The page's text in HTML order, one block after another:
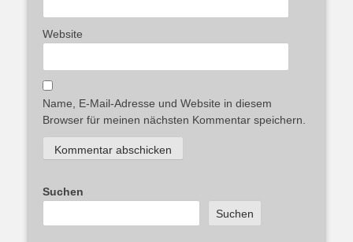
Website
Name, E-Mail-Adresse und Website in diesem
Browser für meinen nächsten Kommentar speichern.
Suchen
Suchen